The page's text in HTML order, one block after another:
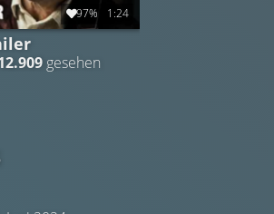
97% 1:24
gesehen